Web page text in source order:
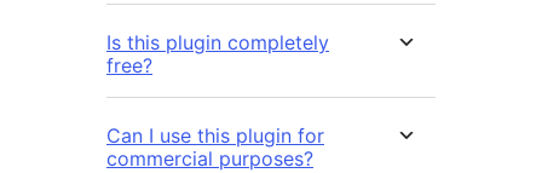
Is this plugin completely
free?
Can I use this plugin for
commercial purposes?